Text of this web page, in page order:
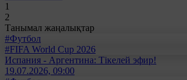
1
2
Танымал жаңалықтар
#Футбол
#FIFA World Cup 2026
Испания - Аргентина: Тікелей эфир!
19.07.2026, 09:00